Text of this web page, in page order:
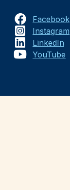
Facebook
Instagram
LinkedIn
YouTube